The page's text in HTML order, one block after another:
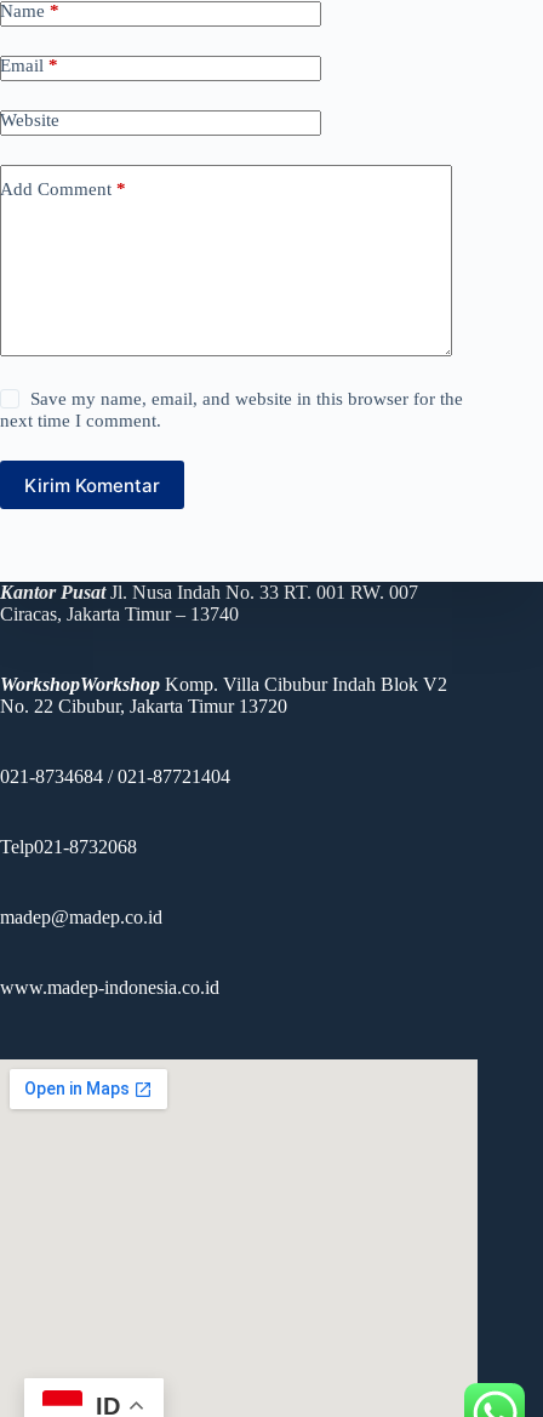
Name *
Email *
Website
Add Comment *
Save my name, email, and website in this browser for the
next time I comment.
Kirim Komentar
Kantor PusatJl. Nusa Indah No. 33 RT. 001 RW. 007
Ciracas, Jakarta Timur – 13740
WorkshopWorkshop Komp. Villa Cibubur Indah Blok V2
No. 22 Cibubur, Jakarta Timur 13720
021-8734684 / 021-87721404
Telp021-8732068
madep@madep.co.id
www.madep-indonesia.co.id
ID